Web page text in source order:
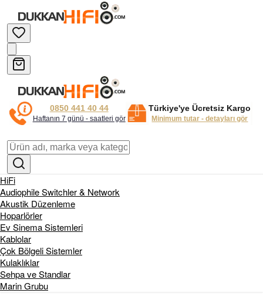
0850 441 40 44
Haftanın 7 günü - saatleri gör
Türkiye'ye Ücretsiz Kargo
Minimum tutar - detayları gör
HiFi
Audiophile Switchler & Network
Akustik Düzenleme
Hoparlörler
Ev Sinema Sistemleri
Kablolar
Çok Bölgeli Sistemler
Kulaklıklar
Sehpa ve Standlar
Marin Grubu